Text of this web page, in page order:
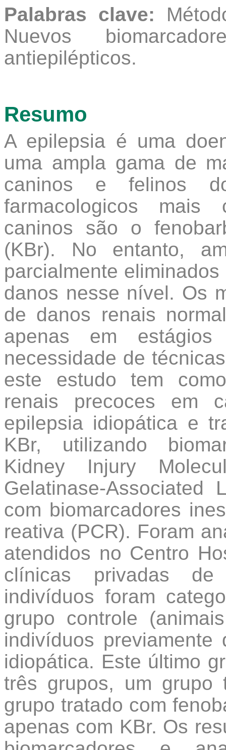
Palabras clave:
Nuevos
antiepilépticos.
Resumo
A epilepsia é uma
uma ampla gama de
caninos e felinos
farmacologicos mais
caninos são o
(KBr). No entanto,
parcialmente
danos nesse nível. Os
de danos renais
apenas em estágios
necessidade de
este estudo tem
renais precoces em
epilepsia idiopática e
KBr, utilizando
Kidney Injury
Gelatinase-Associated
com biomarcadores
reativa (PCR). Foram
atendidos no Centro
clínicas privadas de
indivíduos foram
grupo controle
indivíduos previamente
idiopática. Este último
três grupos, um grupo
grupo tratado com
apenas com KBr. Os